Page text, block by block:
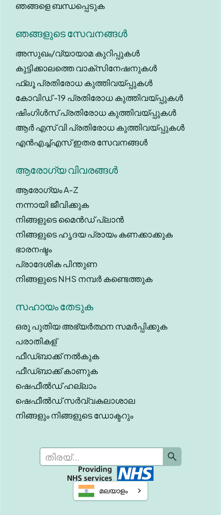
ഞങ്ങളെ ബന്ധപ്പെടുക
ഞങ്ങളുടെ സേവനങ്ങൾ
അസുഖം/വ്യായാമ കുറിപ്പുകൾ
കുട്ടിക്കാലത്തെ വാക്സിനേഷനുകൾ
ഫ്ലൂ പ്രതിരോധ കുത്തിവയ്പ്പുകൾ
കോവിഡ് -19 പ്രതിരോധ കുത്തിവയ്പ്പുകൾ
ഷിംഗിൾസ് പ്രതിരോധ കുത്തിവയ്പ്പുകൾ
ആർ എസ് വി പ്രതിരോധ കുത്തിവയ്പ്പുകൾ
എൻഎച്ച്എസ് ഇതര സേവനങ്ങൾ
ആരോഗ്യ വിവരങ്ങൾ
ആരോഗ്യം A-Z
നന്നായി ജീവിക്കുക
നിങ്ങളുടെ മൈൻഡ് പ്ലാൻ
നിങ്ങളുടെ ഹൃദയ പ്രായം കണക്കാക്കുക
ഭാരനഷ്ടം
പ്രാദേശിക പിന്തുണ
നിങ്ങളുടെ NHS നമ്പർ കണ്ടെത്തുക
സഹായം തേടുക
ഒരു പുതിയ അഭ്യർത്ഥന സമർപ്പിക്കുക
പരാതികള്
ഫീഡ്ബാക്ക് നൽകുക
ഫീഡ്‌ബാക്ക് കാണുക
ഷെഫീൽഡ് ഹല്ലാം
ഷെഫീൽഡ് സർവ്വകലാശാല
നിങ്ങളും നിങ്ങളുടെ ഡോക്ടറും
മലയാളം